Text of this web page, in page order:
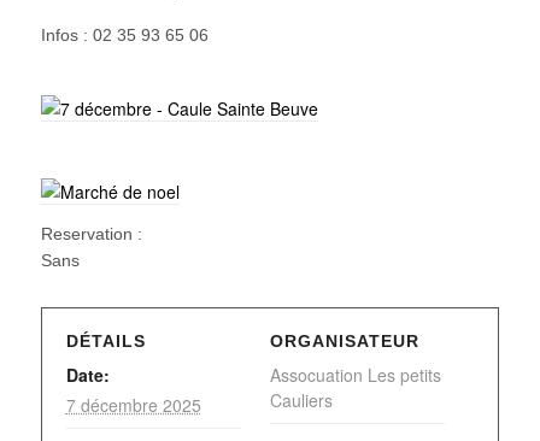
Infos : 02 35 93 65 06
Reservation :
Sans
DÉTAILS
Date:
7 décembre 2025
ORGANISATEUR
Assocuation Les petits
Cauliers